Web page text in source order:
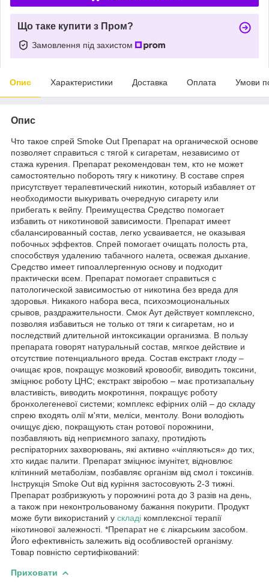
Що таке купити з Пром?
Замовлення під захистом
Опис Характеристики Доставка Оплата Умови
Опис
Что такое спрей Smoke Out Препарат на органической основе
позволяет справиться с тягой к сигаретам, независимо от
стажа курения. Препарат рекомендован тем, кто не может
самостоятельно побороть тягу к никотину. В составе спрея
присутствует терапевтический никотин, который избавляет от
необходимости выкуривать очередную сигарету или
прибегать к вейпу. Преимущества Средство помогает
избавить от никотиновой зависимости. Препарат имеет
сбалансированный состав, легко усваивается, не оказывая
побочных эффектов. Спрей помогает очищать полость рта,
способствуя удалению табачного налета, освежая дыхание.
Средство имеет гипоаллергенную основу и подходит
практически всем. Препарат помогает справиться с
патологической зависимостью от никотина без вреда для
здоровья. Никакого набора веса, психоэмоциональных
срывов, раздражительности. Смок Аут действует комплексно,
позволяя избавиться не только от тяги к сигаретам, но и
последствий длительной интоксикации организма. В пользу
препарата говорят натуральный состав, мягкое действие и
отсутствие потенциального вреда. Состав екстракт глоду –
очищає кров, покращує мозковий кровообіг, виводить токсини,
зміцнює роботу ЦНС; екстракт звіробою – має протизапальну
властивість, виводить мокротиння, покращує роботу
бронхолегеневої системи; комплекс ефірних олій – до складу
спрею входять олії м'яти, меліси, ментолу. Вони володіють
очищує дією, покращують стан ротової порожнини,
позбавляють від неприємного запаху, протидіють
респіраторних захворювань, які активно «чіпляються» до тих,
хто кидає палити. Препарат зміцнює імунітет, відновлює
клітинний метаболізм, позбавляє організм від смол і токсинів.
Інструкція Smoke Out від куріння застосовують 2-3 тижні.
Препарат розбризкують у порожнині рота до 3 разів на день,
а також при неконтрольованому бажання покурити. Продукт
може бути використаний у складі комплексної терапії
нікотинової залежності. *Препарат не є лікарським засобом.
Його ефективність залежить від особливостей організму.
Товар повністю сертифікований:
Приховати